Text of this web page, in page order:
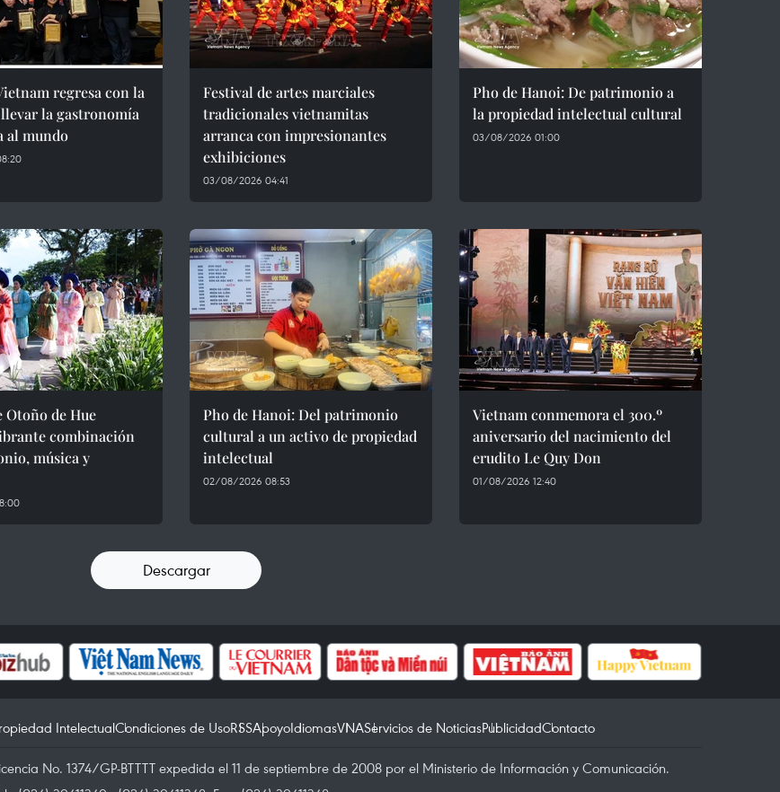
regresa con la
la gastronomía
al mundo
Festival de artes marciales
tradicionales vietnamitas
arranca con impresionantes
exhibiciones
03/08/2026 04:41
Pho de Hanoi: De patrimonio a
la propiedad intelectual cultural
03/08/2026 01:00
Otoño de Hue
combinación
música y
Pho de Hanoi: Del patrimonio
cultural a un activo de propiedad
intelectual
02/08/2026 08:53
Vietnam conmemora el 300.º
aniversario del nacimiento del
erudito Le Quy Don
01/08/2026 12:40
Descargar
IntelectualCondiciones de UsoRSSApoyoIdiomasVNAServicios de NoticiasPublicidadContacto
No. 1374/GP-BTTTT expedida el 11 de septiembre de 2008 por el Ministerio de Información y Comunicación.